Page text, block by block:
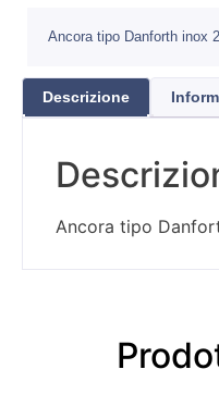
Ancora tipo Danforth inox
Descrizione
Ancora tipo